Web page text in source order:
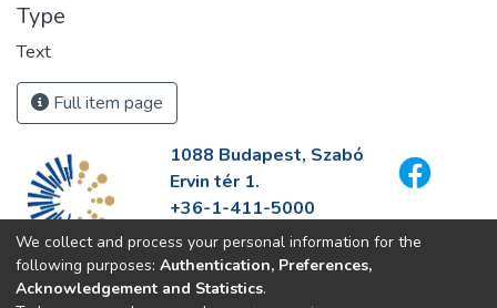
Type
Text
Full item page
1088 Budapest, Szabó
Ervin tér 1.
+36-1-411-5000
info@fszek.hu
https://fszek.hu
We collect and process your personal information for the
following purposes: Authentication, Preferences,
Acknowledgement and Statistics.